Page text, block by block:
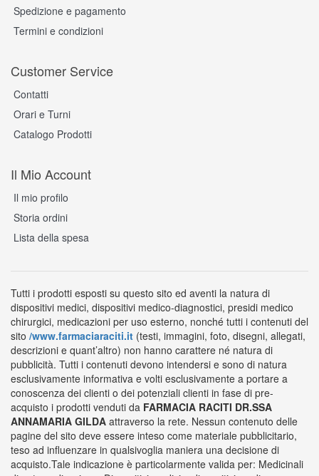
Spedizione e pagamento
Termini e condizioni
Customer Service
Contatti
Orari e Turni
Catalogo Prodotti
Il Mio Account
Il mio profilo
Storia ordini
Lista della spesa
Tutti i prodotti esposti su questo sito ed aventi la natura di
dispositivi medici, dispositivi medico-diagnostici, presidi medico
chirurgici, medicazioni per uso esterno, nonché tutti i contenuti del
sito /www.farmaciaraciti.it (testi, immagini, foto, disegni, allegati,
descrizioni e quant’altro) non hanno carattere né natura di
pubblicità. Tutti i contenuti devono intendersi e sono di natura
esclusivamente informativa e volti esclusivamente a portare a
conoscenza dei clienti o dei potenziali clienti in fase di pre-
acquisto i prodotti venduti da FARMACIA RACITI DR.SSA
ANNAMARIA GILDA attraverso la rete. Nessun contenuto delle
pagine del sito deve essere inteso come materiale pubblicitario,
teso ad influenzare in qualsivoglia maniera una decisione di
acquisto.Tale indicazione è particolarmente valida per: Medicinali